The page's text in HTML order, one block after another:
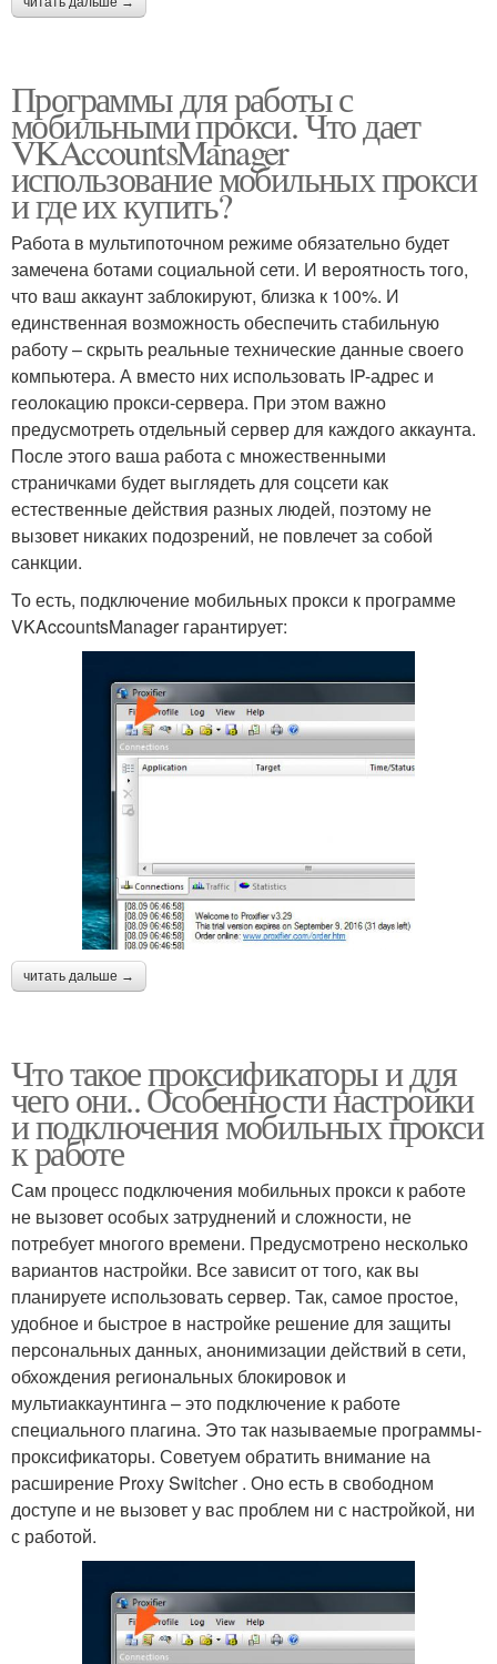
Программы для работы с
мобильными прокси. Что дает
VKAccountsManager
использование мобильных прокси
и где их купить?
Работа в мультипоточном режиме обязательно будет
замечена ботами социальной сети. И вероятность того,
что ваш аккаунт заблокируют, близка к 100%. И
единственная возможность обеспечить стабильную
работу – скрыть реальные технические данные своего
компьютера. А вместо них использовать IP-адрес и
геолокацию прокси-сервера. При этом важно
предусмотреть отдельный сервер для каждого аккаунта.
После этого ваша работа с множественными
страничками будет выглядеть для соцсети как
естественные действия разных людей, поэтому не
вызовет никаких подозрений, не повлечет за собой
санкции.
То есть, подключение мобильных прокси к программе
VKAccountsManager гарантирует:
читать дальше →
Что такое проксификаторы и для
чего они.. Особенности настройки
и подключения мобильных прокси
к работе
Сам процесс подключения мобильных прокси к работе
не вызовет особых затруднений и сложности, не
потребует многого времени. Предусмотрено несколько
вариантов настройки. Все зависит от того, как вы
планируете использовать сервер. Так, самое простое,
удобное и быстрое в настройке решение для защиты
персональных данных, анонимизации действий в сети,
обхождения региональных блокировок и
мультиаккаунтинга – это подключение к работе
специального плагина. Это так называемые программы-
проксификаторы. Советуем обратить внимание на
расширение Proxy Switcher . Оно есть в свободном
доступе и не вызовет у вас проблем ни с настройкой, ни
с работой.